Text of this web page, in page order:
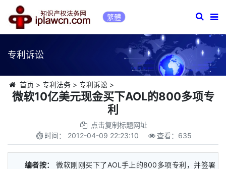
繁體
专利诉讼
首页 > 专利法务> 专利诉讼>
微软10亿美元现金买下AOL的800多项专
利
点击复制标题网址
时间： 2012-04-09 22:23:10 查看： 635
编者按：
微软刚刚买下了AOL手上的800多项专利，并签署